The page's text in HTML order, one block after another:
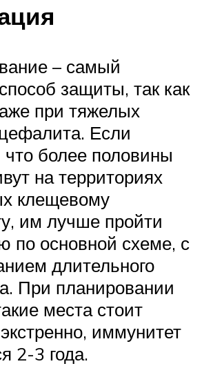
– самый
защиты, так как
при тяжелых
Если
что более половины
на территориях
клещевому
им лучше пройти
по основной схеме, с
длительного
При планировании
места стоит
иммунитет
2-3 года.